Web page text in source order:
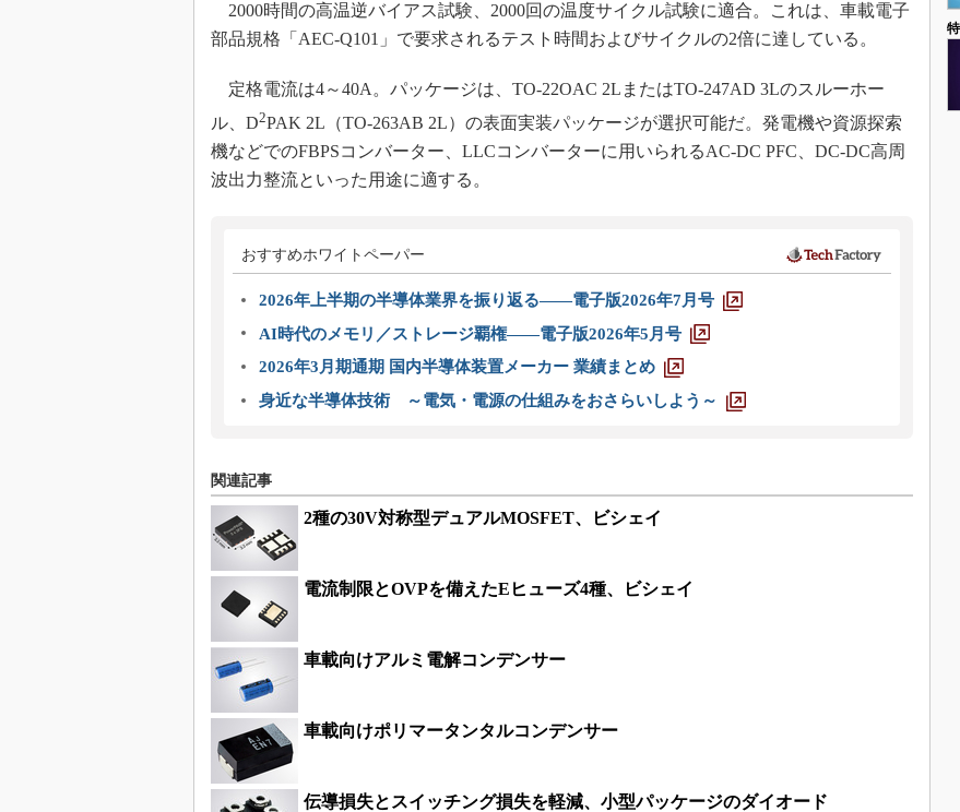
2000時間の高温逆バイアス試験、2000回の温度サイクル試験に適合。これは、車載電子
部品規格「AEC-Q101」で要求されるテスト時間およびサイクルの2倍に達している。
定格電流は4～40A。パッケージは、TO-22OAC 2LまたはTO-247AD 3Lのスルーホー
ル、D2PAK 2L（TO-263AB 2L）の表面実装パッケージが選択可能だ。発電機や資源探索
機などでのFBPSコンバーター、LLCコンバーターに用いられるAC-DC PFC、DC-DC高周
波出力整流といった用途に適する。
おすすめホワイトペーパー
2026年上半期の半導体業界を振り返る――電子版2026年7月号
AI時代のメモリ／ストレージ覇権――電子版2026年5月号
2026年3月期通期 国内半導体装置メーカー 業績まとめ
身近な半導体技術 ～電気・電源の仕組みをおさらいしよう～
関連記事
2種の30V対称型デュアルMOSFET、ビシェイ
電流制限とOVPを備えたEヒューズ4種、ビシェイ
車載向けアルミ電解コンデンサー
車載向けポリマータンタルコンデンサー
伝導損失とスイッチング損失を軽減、小型パッケージのダイオード